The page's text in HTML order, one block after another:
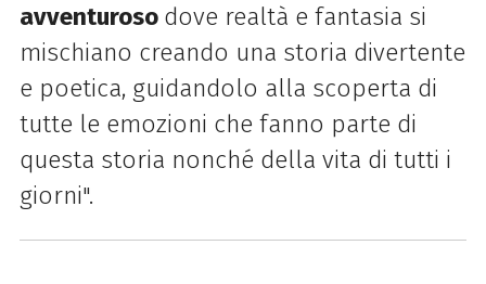
avventuroso dove realtà e fantasia si
mischiano creando una storia divertente
e poetica, guidandolo alla scoperta di
tutte le emozioni che fanno parte di
questa storia nonché della vita di tutti i
giorni".